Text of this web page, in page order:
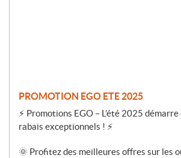
PROMOTION EGO ETE 2025
⚡ Promotions EGO – L’été 2025
rabais exceptionnels ! ⚡
🌞 Profitez des meilleures offres sur les